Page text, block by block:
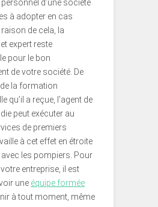
d’une société
à adopter en cas
raison de cela, la
expert reste
pour le bon
de votre société. De
la formation
qu’il a reçue, l’agent de
peut exécuter au
de premiers
à cet effet en étroite
les pompiers. Pour
votre entreprise, il est
une équipe formée
à tout moment, même